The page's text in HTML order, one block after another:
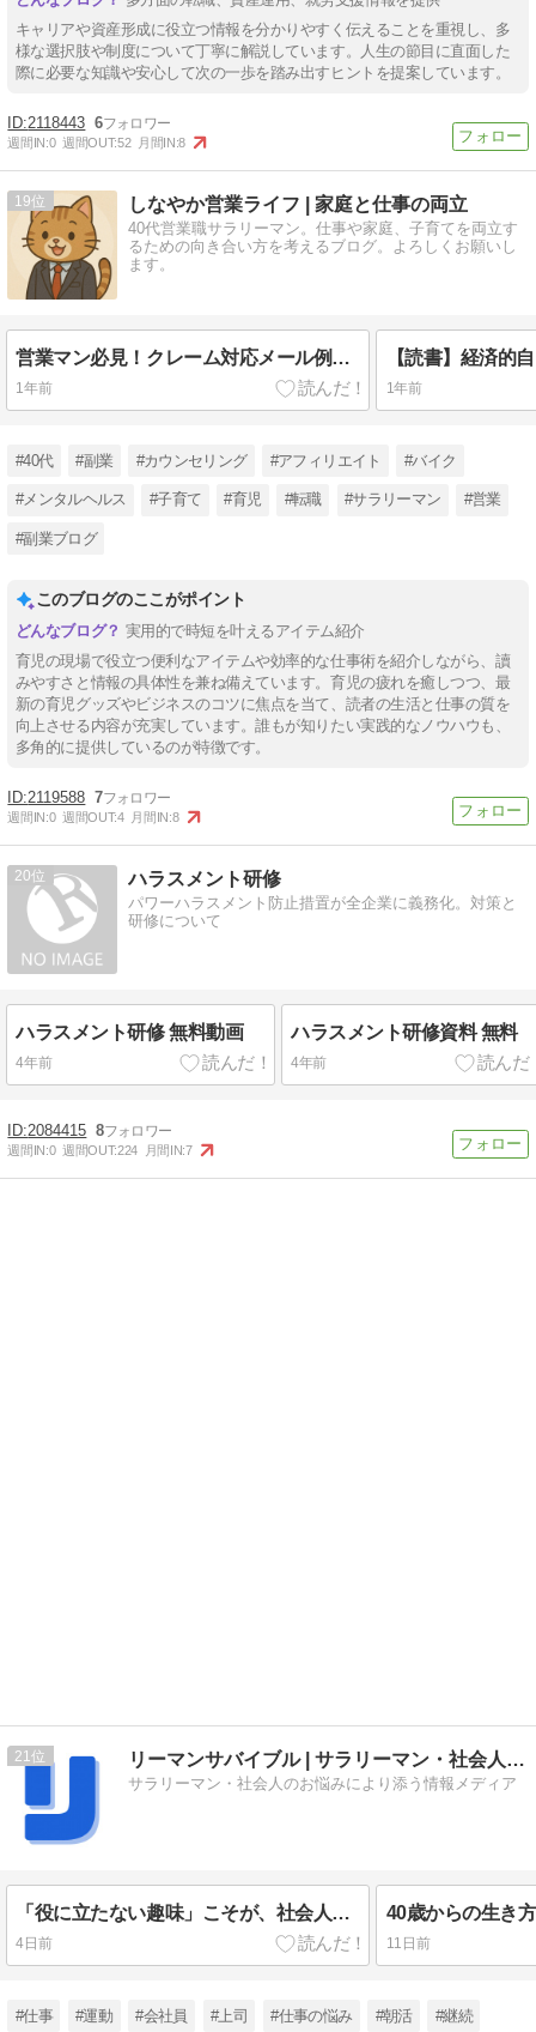
キャリアや資産形成に役立つ情報を分かりやすく伝えることを重視し、多
様な選択肢や制度について丁寧に解説しています。人生の節目に直面した
際に必要な知識や安心して次の一歩を踏み出すヒントを提案しています。
2118443 6
週間IN:0 週間OUT:52 月間IN:8
19 しなやか営業ライフ | 家庭と仕事の両立
40代営業職サラリーマン。仕事や家庭、子育てを両立す
るための向き合い方を考えるブログ。よろしくお願いし
ます。
営業マン必見！クレーム対応メール例文集｜信頼を失わない返信術
1年前 1年前
#40代 #副業 #カウンセリング #アフィリエイト #バイク
#メンタルヘルス #子育て #育児 #転職 #サラリーマン #営業
#副業ブログ
このブログのここがポイント
実用的で時短を叶えるアイテム紹介
育児の現場で役立つ便利なアイテムや効率的な仕事術を紹介しながら、讀
みやすさと情報の具体性を兼ね備えています。育児の疲れを癒しつつ、最
新の育児グッズやビジネスのコツに焦点を当て、読者の生活と仕事の質を
向上させる内容が充実しています。誰もが知りたい実践的なノウハウも、
多角的に提供しているのが特徴です。
2119588 7
週間IN:0 週間OUT:4 月間IN:8
20 ハラスメント研修
パワーハラスメント防止措置が全企業に義務化。対策と
研修について
ハラスメント研修 無料動画
4年前
ハラスメント研修資料 無料
4年前
2084415 8
週間IN:0 週間OUT:224 月間IN:7
21 リーマンサバイブル | サラリーマン・社会人向け情報メディア
サラリーマン・社会人のお悩みにより添う情報メディア
「役に立たない趣味」こそが、社会人の人生を豊かにする
4日前 11日前
#仕事 #運動 #会社員 #上司 #仕事の悩み #朝活 #継続